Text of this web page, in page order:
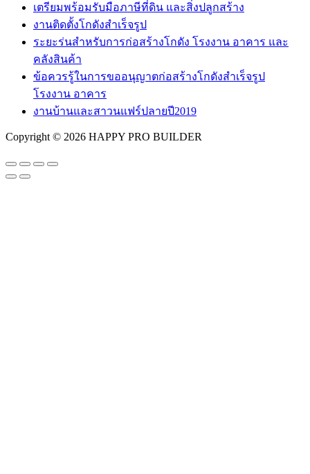
เตรียมพร้อมรับมือภาษีที่ดิน และสิ่งปลูกสร้าง
งานติดตั้งโกดังสำเร็จรูป
ระยะร่นสำหรับการก่อสร้างโกดัง โรงงาน อาคาร และ
คลังสินค้า
ข้อควรรู้ในการขออนุญาตก่อสร้างโกดังสำเร็จรูป
โรงงาน อาคาร
งานบ้านและสาวนแฟร์ปลายปี2019
Copyright © 2026 HAPPY PRO BUILDER